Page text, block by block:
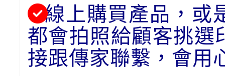
線上購買產品，或
都會拍照給顧客挑選
接跟傳家聯繫，會用